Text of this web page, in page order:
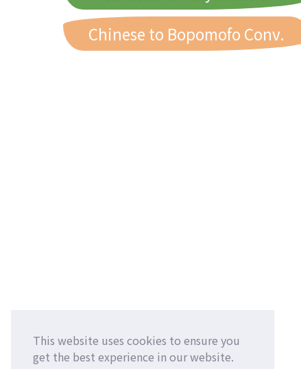
This website uses cookies to ensure you
get the best experience in our website.
Chinese to Bopomofo Conv.